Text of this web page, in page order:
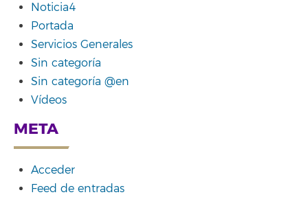
Noticia4
Portada
Servicios Generales
Sin categoría
Sin categoría @en
Vídeos
META
Acceder
Feed de entradas